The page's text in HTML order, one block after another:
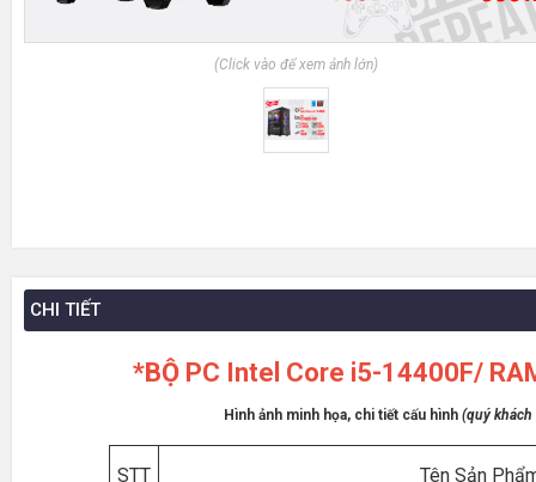
(Click vào để xem ảnh lớn)
CHI TIẾT
*BỘ PC Intel Core i5-14400F/
Hình ảnh minh họa, chi tiết cấu hình (quý khách
STT Tên Sản